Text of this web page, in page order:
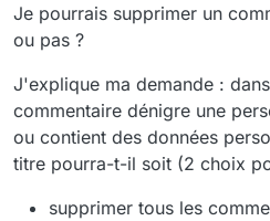
Je pourrais supprimer un
ou pas ?
J'explique ma demande :
commentaire dénigre une
ou contient des données
titre pourra-t-il soit (2 choix
supprimer tous les